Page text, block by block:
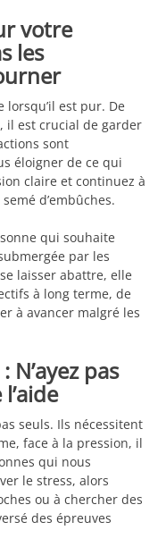
votre
les
est pur. De
il est crucial de garder
sont
éloigner de ce qui
claire et continuez à
d’embûches.
qui souhaite
par les
laisser abattre, elle
à long terme, de
à avancer malgré les
pas
seuls. Ils nécessitent
face à la pression, il
qui nous
le stress, alors
ou à chercher des
des épreuves